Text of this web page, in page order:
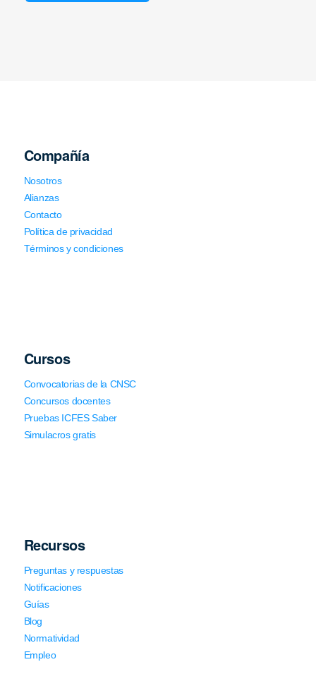
Compañía
Nosotros
Alianzas
Contacto
Política de privacidad
Términos y condiciones
Cursos
Convocatorias de la CNSC
Concursos docentes
Pruebas ICFES Saber
Simulacros gratis
Recursos
Preguntas y respuestas
Notificaciones
Guías
Blog
Normatividad
Empleo